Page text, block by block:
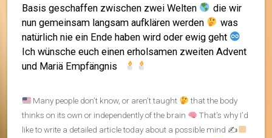
Basis geschaffen zwischen zwei Welten
die wir
nun gemeinsam langsam aufklären werden
was
natürlich nie ein Ende haben wird oder ewig geht
Ich wünsche euch einen erholsamen zweiten Advent
und Mariä Empfängnis
Many people don’t know, or aren’t taught
that the body
thinks on its own or independently of the brain
That’s why I’d
like to write a detailed article today about a possible mind ✍